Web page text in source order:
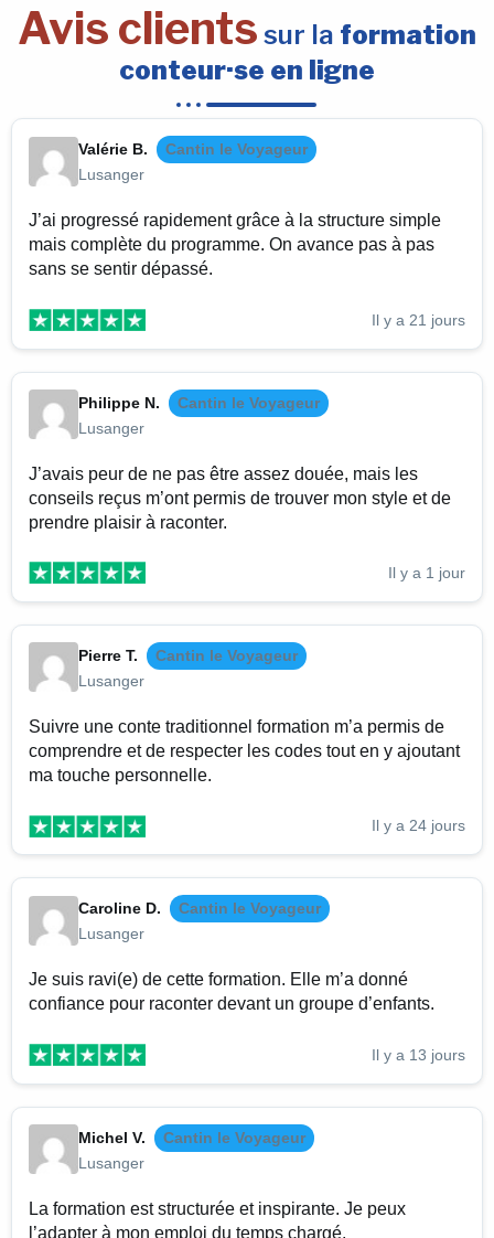
Avis clients sur la formation
conteur·se en ligne
Valérie B.
Cantin le Voyageur
Lusanger
J’ai progressé rapidement grâce à la structure simple
mais complète du programme. On avance pas à pas
sans se sentir dépassé.
Il y a 21 jours
Philippe N.
Cantin le Voyageur
Lusanger
J’avais peur de ne pas être assez douée, mais les
conseils reçus m’ont permis de trouver mon style et de
prendre plaisir à raconter.
Il y a 1 jour
Pierre T.
Cantin le Voyageur
Lusanger
Suivre une conte traditionnel formation m’a permis de
comprendre et de respecter les codes tout en y ajoutant
ma touche personnelle.
Il y a 24 jours
Caroline D.
Cantin le Voyageur
Lusanger
Je suis ravi(e) de cette formation. Elle m’a donné
confiance pour raconter devant un groupe d’enfants.
Il y a 13 jours
Michel V.
Cantin le Voyageur
Lusanger
La formation est structurée et inspirante. Je peux
l’adapter à mon emploi du temps chargé.